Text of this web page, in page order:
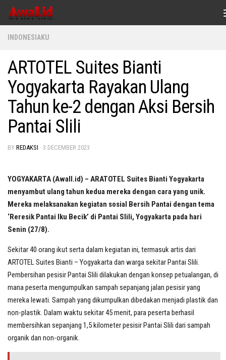
Skip to content
INDONESIAKU
ARTOTEL Suites Bianti
Yogyakarta Rayakan Ulang
Tahun ke-2 dengan Aksi Bersih
Pantai Slili
BY REDAKSI · 3 DECEMBER 2023
YOGYAKARTA (Awall.id) – ARATOTEL Suites Bianti Yogyakarta
menyambut ulang tahun kedua mereka dengan cara yang unik.
Mereka melaksanakan kegiatan sosial Bersih Pantai dengan tema
‘Reresik Pantai Iku Becik’ di Pantai Slili, Yogyakarta pada hari
Senin (27/8).
Sekitar 40 orang ikut serta dalam kegiatan ini, termasuk artis dari
ARTOTEL Suites Bianti – Yogyakarta dan warga sekitar Pantai Slili.
Pembersihan pesisir Pantai Slili dilakukan dengan konsep petualangan, di
mana peserta mengumpulkan sampah sepanjang jalan pesisir yang
mereka lewati. Sampah yang dikumpulkan dibedakan menjadi plastik dan
non-plastik. Dalam waktu sekitar 45 menit, para peserta berhasil
membersihkan sepanjang 1,5 kilometer pesisir Pantai Slili dari sampah
organik dan non-organik.